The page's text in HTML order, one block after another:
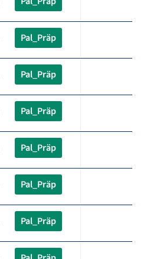
Pal_Präp
Pal_Präp
Pal_Präp
Pal_Präp
Pal_Präp
Pal_Präp